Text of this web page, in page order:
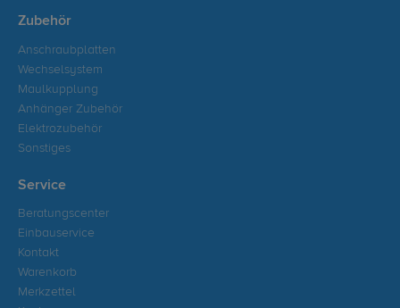
Zubehör
Anschraubplatten
Wechselsystem
Maulkupplung
Anhänger Zubehör
Elektrozubehör
Sonstiges
Service
Beratungscenter
Einbauservice
Kontakt
Warenkorb
Merkzettel